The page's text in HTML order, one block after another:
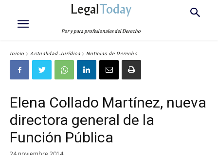
LegalToday
Por y para profesionales del Derecho
Inicio Actualidad Jurídica Noticias de Derecho
Elena Collado Martínez, nueva
directora general de la
Función Pública